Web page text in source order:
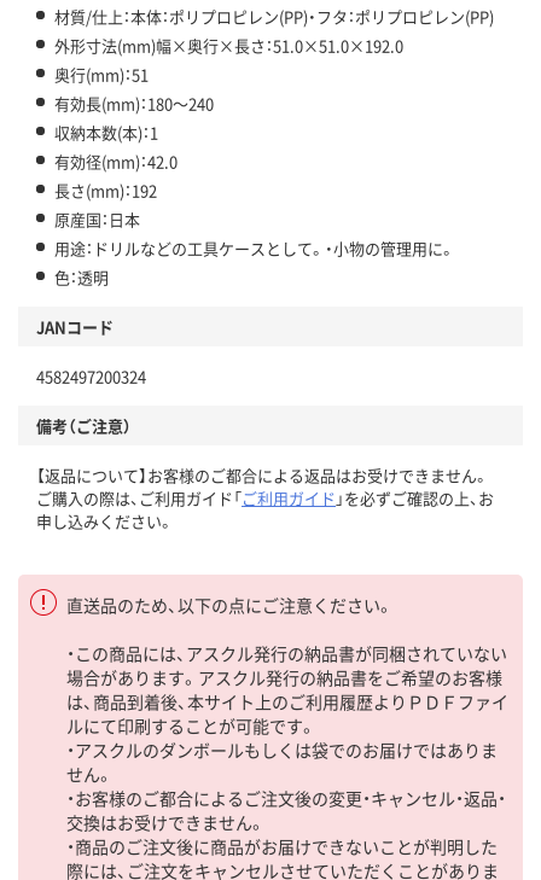
材質/仕上：本体：ポリプロピレン(PP)・フタ：ポリプロピレン(PP)
外形寸法(mm)幅×奥行×長さ：51.0×51.0×192.0
奥行(mm)：51
有効長(mm)：180～240
収納本数(本)：1
有効径(mm)：42.0
長さ(mm)：192
原産国：日本
用途：ドリルなどの工具ケースとして。・小物の管理用に。
色：透明
JANコード
4582497200324
備考（ご注意）
【返品について】お客様のご都合による返品はお受けできません。
ご購入の際は、ご利用ガイド「ご利用ガイド 」を必ずご確認の上、お
申し込みください。
直送品のため、以下の点にご注意ください。
・この商品には、アスクル発行の納品書が同梱されていない
場合があります。アスクル発行の納品書をご希望のお客様
は、商品到着後、本サイト上のご利用履歴よりＰＤＦファイ
ルにて印刷することが可能です。
・アスクルのダンボールもしくは袋でのお届けではありま
せん。
・お客様のご都合によるご注文後の変更・キャンセル・返品・
交換はお受けできません。
・商品のご注文後に商品がお届けできないことが判明した
際には、ご注文をキャンセルさせていただくことがありま